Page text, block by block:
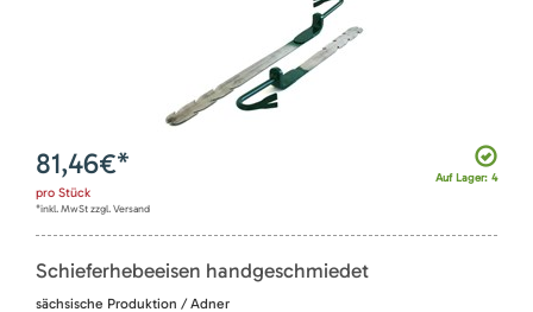
Auf Lager: 4
81,46€*
pro Stück
*inkl. MwSt zzgl. Versand
Schieferhebeeisen handgeschmiedet
sächsische Produktion / Adner